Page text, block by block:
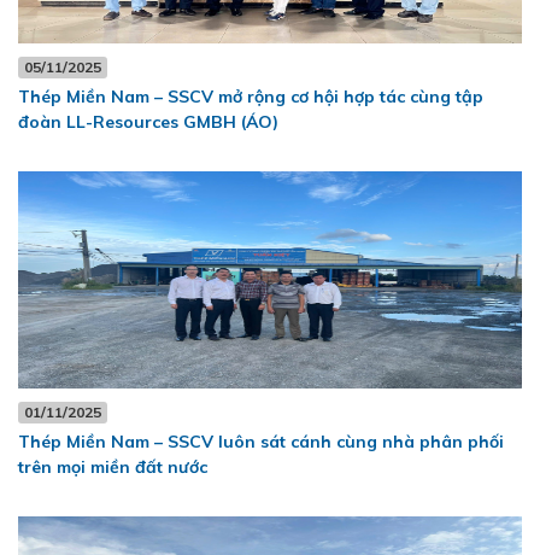
05/11/2025
Thép Miền Nam – SSCV mở rộng cơ hội hợp tác cùng tập
đoàn LL-Resources GMBH (ÁO)
01/11/2025
Thép Miền Nam – SSCV luôn sát cánh cùng nhà phân phối
trên mọi miền đất nước